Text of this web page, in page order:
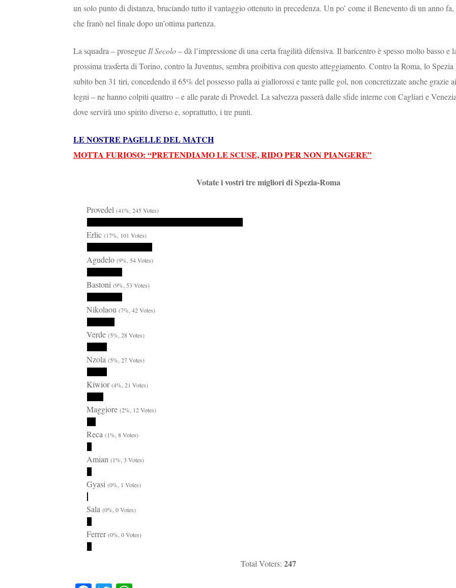
un solo punto di distanza, bruciando tutto il vantaggio ottenuto in precedenza. Un po’ come il Benevento di un anno fa,
che franò nel finale dopo un’ottima partenza.
La squadra – prosegue Il Secolo– dà l’impressione di una certa fragilità difensiva. Il baricentro è spesso molto basso e
prossima trasferta di Torino, contro la Juventus, sembra proibitiva con questo atteggiamento. Contro la Roma, lo Spezia
subito ben 31 tiri, concedendo il 65% del possesso palla ai giallorossi e tante palle gol, non concretizzate anche grazie ai
legni – ne hanno colpiti quattro – e alle parate di Provedel. La salvezza passerà dalle sfide interne con Cagliari e
dove servirà uno spirito diverso e, soprattutto, i tre punti.
LE NOSTRE PAGELLE DEL MATCH
MOTTA FURIOSO: “PRETENDIAMO LE SCUSE, RIDO PER NON PIANGERE”
Votate i vostri tre migliori di Spezia-Roma
Provedel (41%, 245 Votes)
Erlic (17%, 101 Votes)
Agudelo (9%, 54 Votes)
Bastoni (9%, 53 Votes)
Nikolaou (7%, 42 Votes)
Verde (5%, 28 Votes)
Nzola (5%, 27 Votes)
Kiwior(4%, 21 Votes)
Maggiore (2%, 12 Votes)
Reca (1%, 8 Votes)
Amian (1%, 3 Votes)
Gyasi (0%, 1 Votes)
Sala (0%, 0 Votes)
Ferrer(0%, 0 Votes)
Total Voters:247